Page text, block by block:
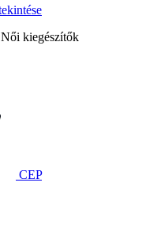
Női kiegészítők
CEP